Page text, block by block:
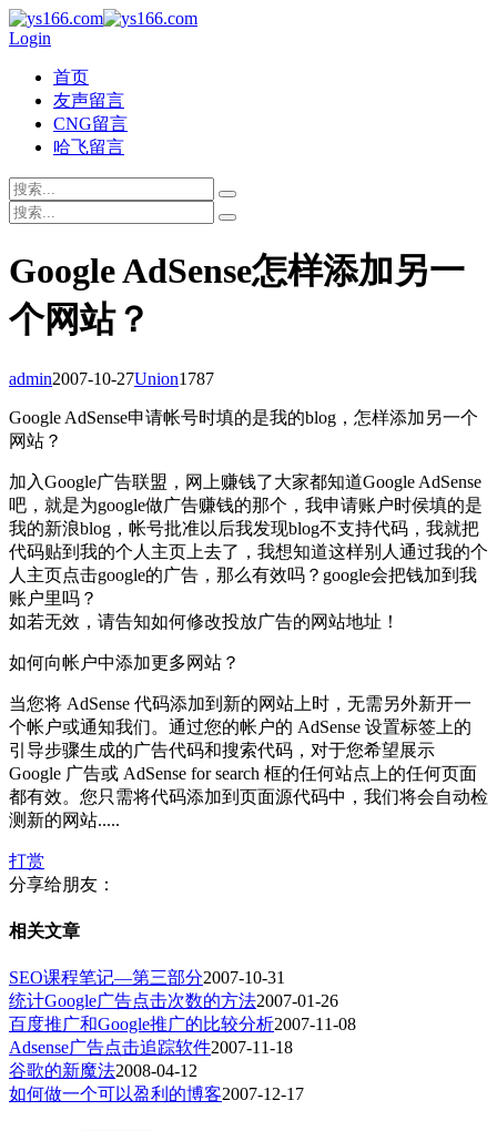
Login
首页
友声留言
CNG留言
哈飞留言
Google AdSense怎样添加另一
个网站？
admin2007-10-27Union1787
Google AdSense申请帐号时填的是我的blog，怎样添加另一个
网站？
加入Google广告联盟，网上赚钱了大家都知道Google AdSense
吧，就是为google做广告赚钱的那个，我申请账户时侯填的是
我的新浪blog，帐号批准以后我发现blog不支持代码，我就把
代码贴到我的个人主页上去了，我想知道这样别人通过我的个
人主页点击google的广告，那么有效吗？google会把钱加到我
账户里吗？
如若无效，请告知如何修改投放广告的网站地址！
如何向帐户中添加更多网站？
当您将 AdSense 代码添加到新的网站上时，无需另外新开一
个帐户或通知我们。通过您的帐户的 AdSense 设置标签上的
引导步骤生成的广告代码和搜索代码，对于您希望展示
Google 广告或 AdSense for search 框的任何站点上的任何页面
都有效。您只需将代码添加到页面源代码中，我们将会自动检
测新的网站.....
打赏
分享给朋友：
相关文章
SEO课程笔记—第三部分2007-10-31
统计Google广告点击次数的方法2007-01-26
百度推广和Google推广的比较分析2007-11-08
Adsense广告点击追踪软件2007-11-18
谷歌的新魔法2008-04-12
如何做一个可以盈利的博客2007-12-17